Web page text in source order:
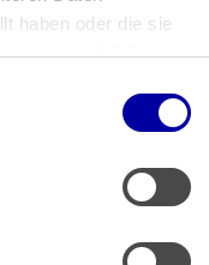
haben oder die sie
gesammelt haben.